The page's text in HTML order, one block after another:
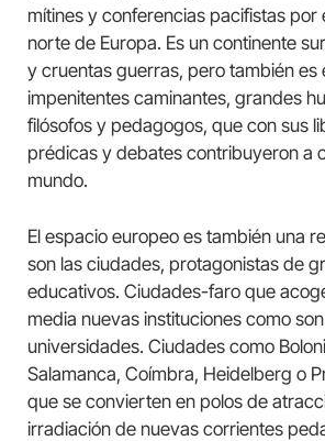
mítines y conferencias pacifistas por
norte de Europa. Es un continente
y cruentas guerras, pero también es
impenitentes caminantes, grandes
filósofos y pedagogos, que con sus
prédicas y debates contribuyeron a
mundo.
El espacio europeo es también una
son las ciudades, protagonistas de
educativos. Ciudades-faro que
media nuevas instituciones como
universidades. Ciudades como
Salamanca, Coímbra, Heidelberg o
que se convierten en polos de
irradiación de nuevas corrientes